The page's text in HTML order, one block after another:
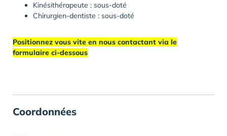
Kinésithérapeute : sous-doté
Chirurgien-dentiste : sous-doté
Positionnez vous vite en nous contactant via le
formulaire ci-dessous
Coordonnées